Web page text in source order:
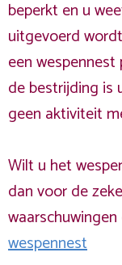
beperkt en u
uitgevoerd
een
de bestrijding is
geen aktiviteit
Wilt u het
dan voor de
wespennest